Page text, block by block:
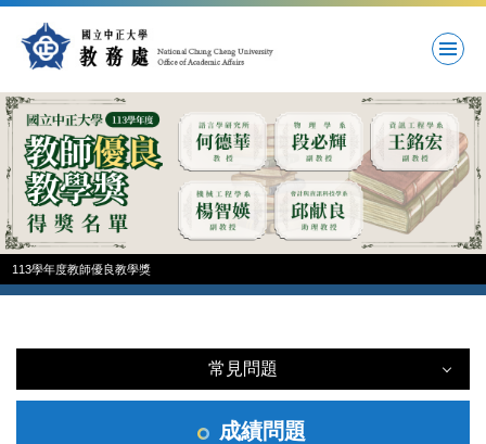
到
內
區
113學年度教師優良教學獎
常見問題
常見問題
成績問題